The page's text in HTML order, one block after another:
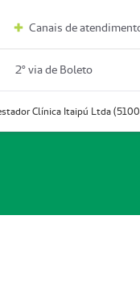
Canais de
2º via de Boleto
Clínica Itaipú Ltda